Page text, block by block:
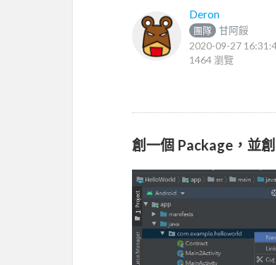
Deron
團隊
甘阿餒
2020-09-27
1464 瀏覽
創一個 Package，並